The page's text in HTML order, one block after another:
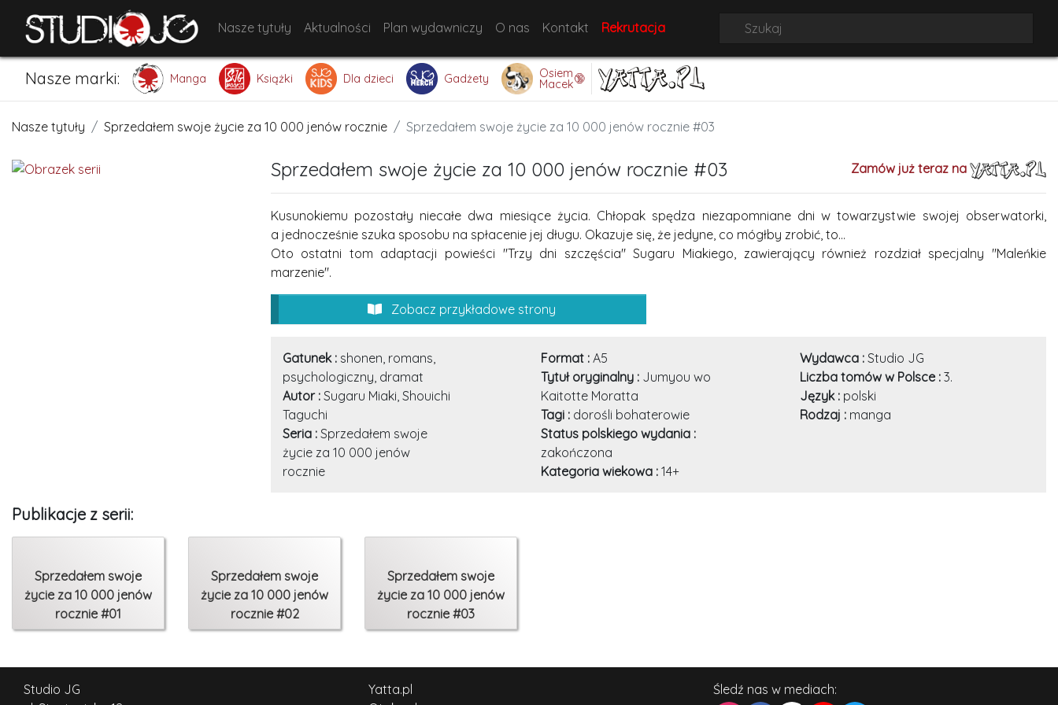
Nasze tytuły Aktualności Plan wydawniczy O nas Kontakt Rekrutacja
Nasze marki: Manga Książki Dla dzieci Gadżety Osiem
Macek🔞
Nasze tytuły Sprzedałem swoje życie za 10 000 jenów rocznie Sprzedałem swoje życie za 10 000 jenów rocznie #03
Sprzedałem swoje życie za 10 000 jenów rocznie #03 Zamów już teraz na
Kusunokiemu pozostały niecałe dwa miesiące życia. Chłopak spędza niezapomniane dni w towarzystwie swojej obserwatorki,
a jednocześnie szuka sposobu na spłacenie jej długu. Okazuje się, że jedyne, co mógłby zrobić, to...
Oto ostatni tom adaptacji powieści "Trzy dni szczęścia" Sugaru Miakiego, zawierający również rozdział specjalny "Maleńkie
marzenie".
Zobacz przykładowe strony
Gatunek : shonen, romans,
psychologiczny, dramat
Autor : Sugaru Miaki, Shouichi
Taguchi
Seria : Sprzedałem swoje
życie za 10 000 jenów
rocznie
Format : A5
Tytuł oryginalny : Jumyou wo
Kaitotte Moratta
Tagi : dorośli bohaterowie
Status polskiego wydania :
zakończona
Kategoria wiekowa : 14+
Wydawca : Studio JG
Liczba tomów w Polsce : 3.
Język : polski
Rodzaj : manga
Publikacje z serii:
Sprzedałem swoje
życie za 10 000 jenów
rocznie #01
Sprzedałem swoje
życie za 10 000 jenów
rocznie #02
Sprzedałem swoje
życie za 10 000 jenów
rocznie #03
Studio JG
Yatta.pl
Śledź nas w mediach: